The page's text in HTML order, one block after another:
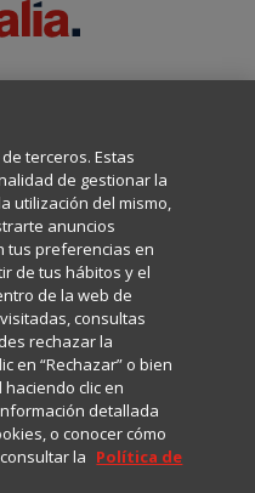
de Hostalia, dirigido por
terceros. Estas
de gestionar la
utilización del mismo,
anuncios
tus preferencias en
de tus hábitos y el
de la web de
consultas
rechazar la
en “Rechazar” o bien
clic en
detallada
o conocer cómo
la Política de